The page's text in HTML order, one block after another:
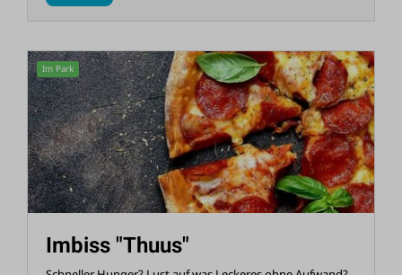
Im Park
Imbiss "Thuus"